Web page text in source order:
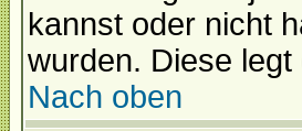
kannst oder nicht
wurden. Diese
Nach oben